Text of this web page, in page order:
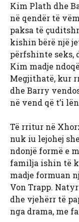
Kim Plath dhe
në qendër të
paksa të
kishin bërë një
përfshinte seks,
Kim madje
Megjithatë, kur
dhe Barry
në vend që t’i
Të rritur në
nuk iu lejohej
ndonjë formë e
familja ishin të
madje formuan
Von Trapp.
dhe vjehërr të
nga drama, me